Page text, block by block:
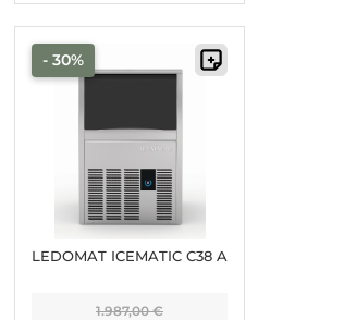
- 30%
LEDOMAT ICEMATIC C38 A
1.987,00€